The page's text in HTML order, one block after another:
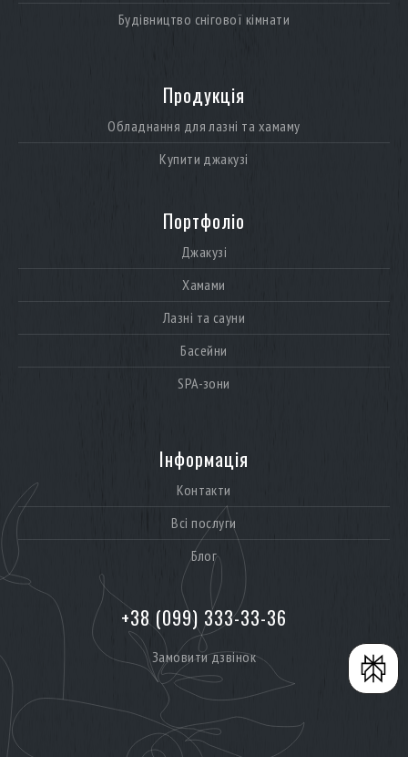
Будівництво снігової кімнати
Продукція
Обладнання для лазні та хамаму
Купити джакузі
Портфоліо
Джакузі
Хамами
Лазні та сауни
Басейни
SPA-зони
Інформація
Контакти
Всі послуги
Блог
+38 (099) 333-33-36
Замовити дзвінок